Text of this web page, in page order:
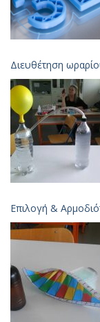
Διευθέτηση
Επιλογή &